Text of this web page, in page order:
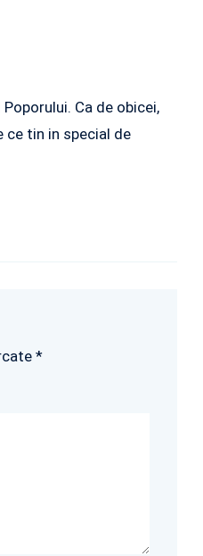
Ca de obicei,
ce tin in special de
*